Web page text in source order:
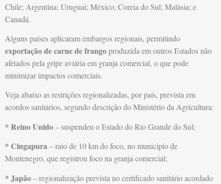
Chile; Argentina; Uruguai; México; Coreia do Sul; Malásia; e
Canadá.
Alguns países aplicaram embargos regionais, permitindo
exportação de carne de frangoproduzida em outros Estados não
afetados pela gripe aviária em granja comercial, o que pode
minimizar impactos comerciais.
Veja abaixo as restrições regionalizadas, por país, prevista em
acordos sanitários, segundo descrição do Ministério da Agricultura:
* Reino Unido– suspendeu o Estado do Rio Grande do Sul;
* Cingapura– raio de 10 km do foco, no município de
Montenegro, que registrou foco na granja comercial;
* Japão– regionalização prevista no certificado sanitário acordado